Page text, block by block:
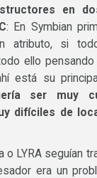
en
: En Symbian
atributo, si
ello
está su
ser muy
difíciles de
o LYRA seguían
era un